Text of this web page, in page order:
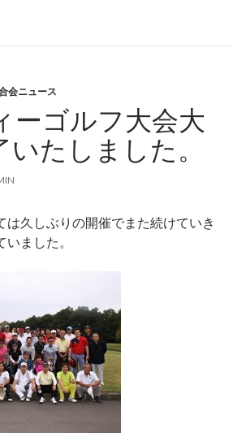
会ニュース
ーゴルフ大会大
たしました。
は久しぶりの開催でまた続けていき
ました。